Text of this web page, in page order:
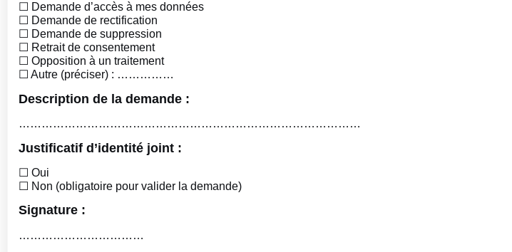
☐ Demande d’accès à mes données
☐ Demande de rectification
☐ Demande de suppression
☐ Retrait de consentement
☐ Opposition à un traitement
☐ Autre (préciser) : ……………
Description de la demande :
………………………………………………………………………………
Justificatif d’identité joint :
☐ Oui
☐ Non (obligatoire pour valider la demande)
Signature :
……………………………